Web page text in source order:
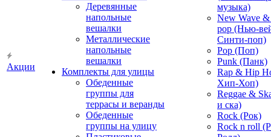
Акции
Деревянные
напольные
вешалки
Металлические
напольные
вешалки
Комплекты для улицы
Обеденные
группы для
террасы и веранды
Обеденные
группы на улицу
музыка)
New Wave
pop (Нью-
Синти-поп)
Pop (Поп)
Punk (Панк)
Rap & Hip
Хип-Хоп)
Reggae &
и ска)
Rock (Рок)
Rock n roll